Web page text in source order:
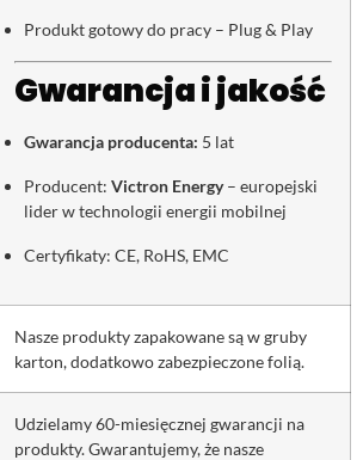
Produkt gotowy do pracy – Plug & Play
Gwarancja i jakość
Gwarancja producenta: 5 lat
Producent: Victron Energy– europejski
lider w technologii energii mobilnej
Certyfikaty: CE, RoHS, EMC
Nasze produkty zapakowane są w gruby
karton, dodatkowo zabezpieczone folią.
Udzielamy 60-miesięcznej gwarancji na
produkty. Gwarantujemy, że nasze